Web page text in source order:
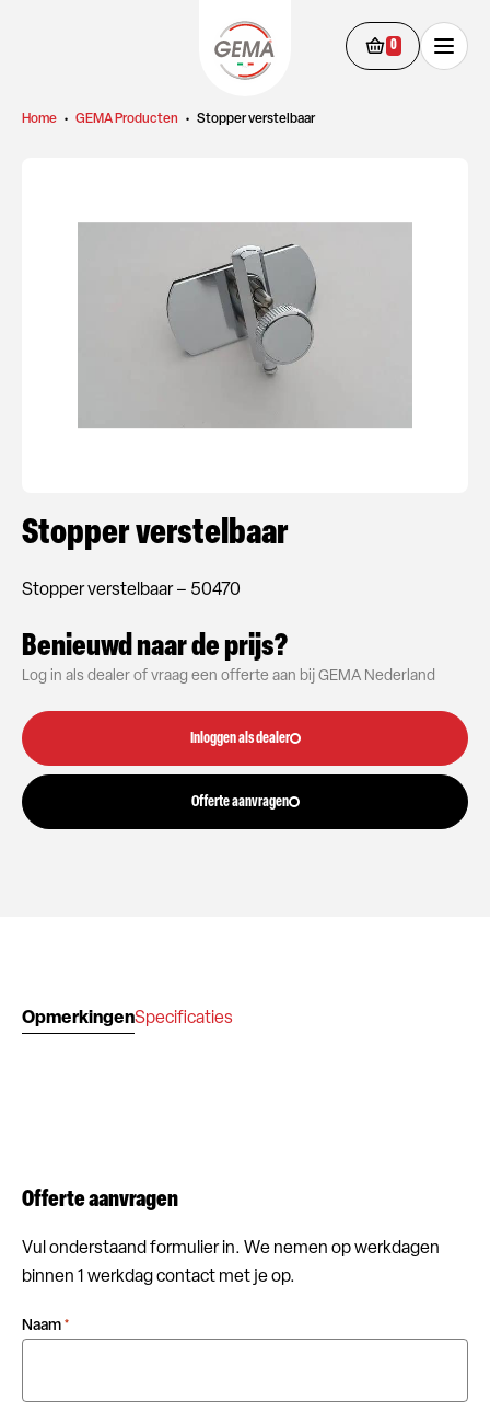
0
Home • GEMA Producten • Stopper verstelbaar
Stopper verstelbaar
Stopper verstelbaar – 50470
Benieuwd naar de prijs?
Log in als dealer of vraag een offerte aan bij GEMA Nederland
Inloggen als dealer
Offerte aanvragen
OpmerkingenSpecificaties
Offerte aanvragen
Vul onderstaand formulier in. We nemen op werkdagen
binnen 1 werkdag contact met je op.
Naam *